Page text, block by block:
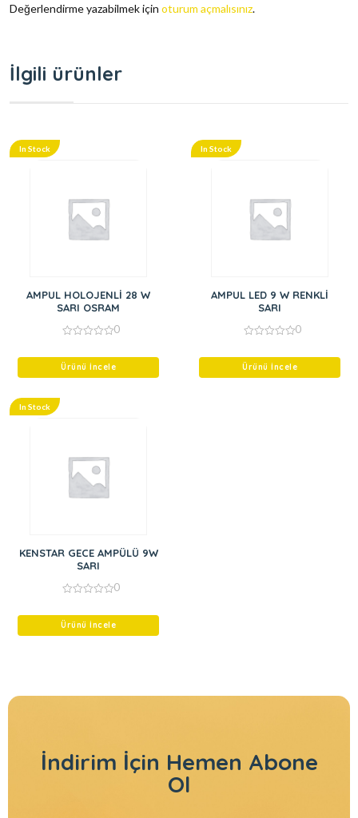
Değerlendirme yazabilmek için oturum açmalısınız.
İlgili ürünler
In Stock
AMPUL HOLOJENLİ 28 W
SARI OSRAM
of
0
Ürünü İncele
In Stock
AMPUL LED 9 W RENKLİ
SARI
of
0
Ürünü İncele
In Stock
KENSTAR GECE AMPÜLÜ 9W
SARI
of
0
Ürünü İncele
İndirim İçin Hemen Abone
Ol